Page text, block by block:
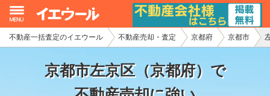
不動産一括査定のイエウール 不動産売却・査定 京都府 京都市
京都市左京区（京都府）で
イエウール加盟希望の不動産会社様
初めての方へ